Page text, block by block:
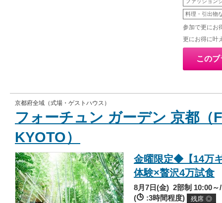
料理・引出物
参加で更にお
更にお得に叶
この
京都府全域（式場・ゲストハウス）
フォーチュン ガーデン 京都（
KYOTO）
金曜限定◆【14万
体験×贅沢4万試食
8月7日(金)2部制 10:00～
(
:3時間程度) 残席 ◎